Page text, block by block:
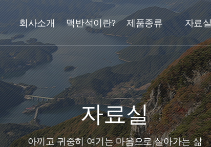
회사소개 맥반석이란? 제품종류 자료실
자료실
아끼고 귀중히 여기는 마음으로 살아가는 삶